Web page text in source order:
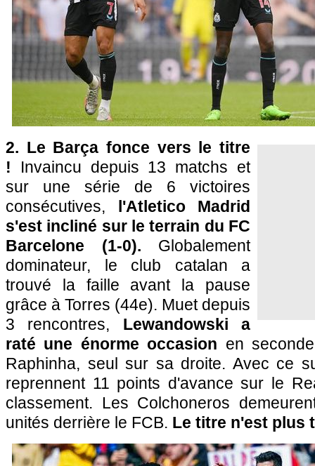
2. Le Barça fonce vers le titre
! Invaincu depuis 13 matchs et
sur une série de 6 victoires
consécutives, l'Atletico Madrid
s'est incliné sur le terrain du FC
Barcelone (1-0). Globalement
dominateur, le club catalan a
trouvé la faille avant la pause
grâce à Torres (44e). Muet depuis
3 rencontres, Lewandowski a
raté une énorme occasion en
Raphinha, seul sur sa droite. Avec ce
reprennent 11 points d'avance sur le
classement. Les Colchoneros
unités derrière le FCB. Le titre n'est plus